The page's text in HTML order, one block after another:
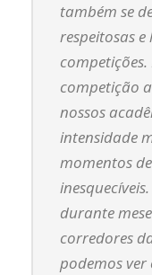
também se
respeitosas
competição
nossos
intensidade
momentos
durante
corredores
podemos